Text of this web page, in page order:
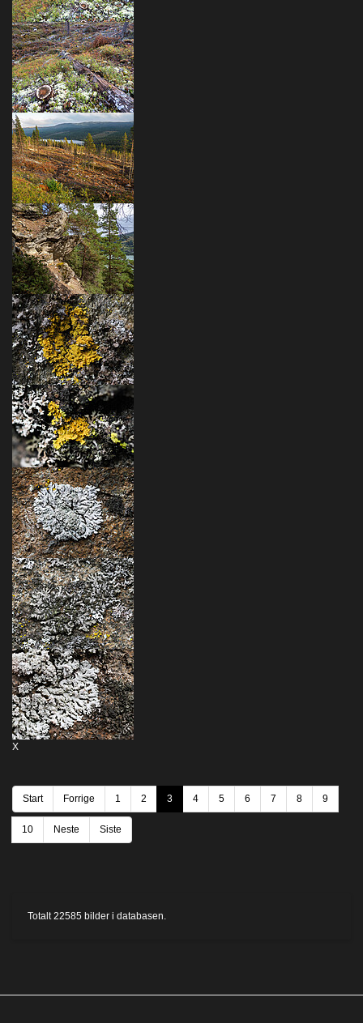
X
Start Forrige 1 2 3 4 5 6 7 8 9
10 Neste Siste
Totalt 22585 bilder i databasen.